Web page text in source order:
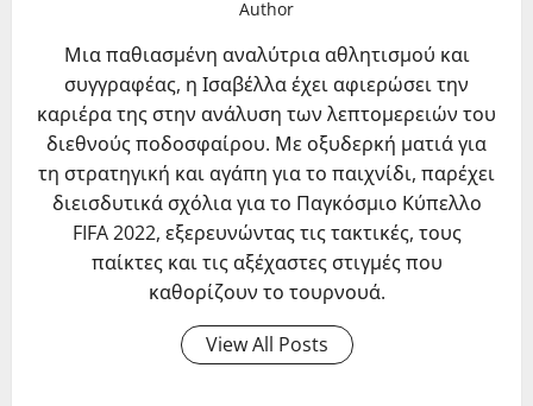
Author
Μια παθιασμένη αναλύτρια αθλητισμού και
συγγραφέας, η Ισαβέλλα έχει αφιερώσει την
καριέρα της στην ανάλυση των λεπτομερειών του
διεθνούς ποδοσφαίρου. Με οξυδερκή ματιά για
τη στρατηγική και αγάπη για το παιχνίδι, παρέχει
διεισδυτικά σχόλια για το Παγκόσμιο Κύπελλο
FIFA 2022, εξερευνώντας τις τακτικές, τους
παίκτες και τις αξέχαστες στιγμές που
καθορίζουν το τουρνουά.
View All Posts